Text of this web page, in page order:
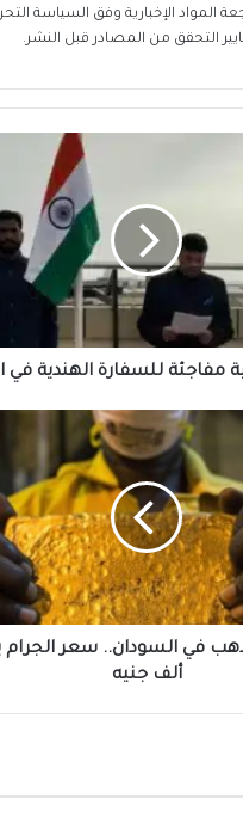
المواد الإخبارية وفق السياسة
التحقق من المصادر قبل النشر.
مفاجئة للسفارة الهندية في
ألف جنيه